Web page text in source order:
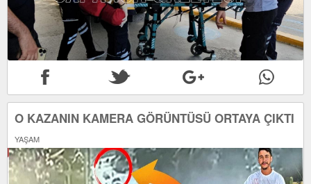
O KAZANIN KAMERA GÖRÜNTÜSÜ ORTAYA ÇIKTI
YAŞAM